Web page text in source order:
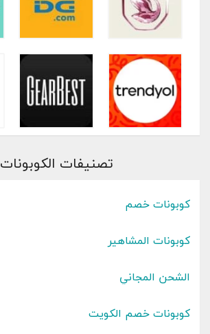
تصنيفات الكوبونات
كوبونات خصم
كوبونات المشاهير
الشحن المجاني
كوبونات خصم الكويت